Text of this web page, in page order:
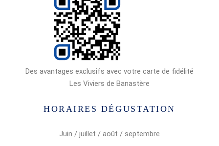
Des avantages exclusifs avec votre carte de fidélité
Les Viviers de Banastère
HORAIRES DÉGUSTATION
Juin / juillet / août / septembre